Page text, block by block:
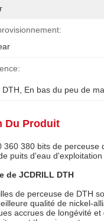
DTH En bas du peu de
Du Produit
360 380 bits de perceuse
puits d'eau
de JCDRILL DTH
de perceuse de DTH
qualité de nickel-
accrues de longévité